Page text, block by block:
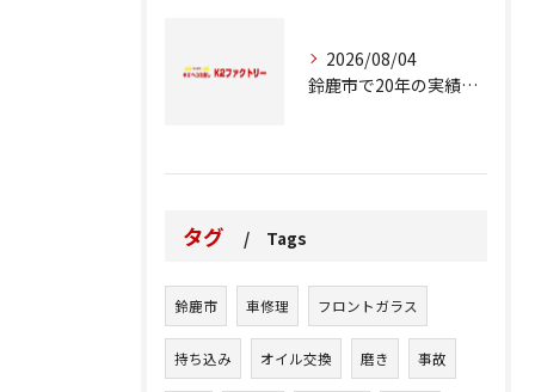
2026/08/04
鈴鹿市で20年の実績が語る車修理のこだわり
タグ Tags
鈴鹿市 車修理 フロントガラス
持ち込み オイル交換 磨き 事故